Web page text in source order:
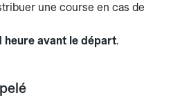
une course en cas de
heure avant le départ.